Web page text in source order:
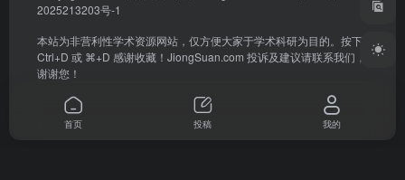
2025213203号-1
本站为非营利性学术资源网站，仅方便大家于学术科研为目的。按下
Ctrl+D 或 ⌘+D 感谢收藏！ JiongSuan.com 投诉及建议请联系我们，
谢谢您！
首页 投稿 我的